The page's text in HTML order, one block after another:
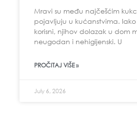
Mravi su među najčešćim
pojavljuju u kućanstvima. Iako
korisni, njihov dolazak u dom
neugodan i nehigijenski. U
PROČITAJ VIŠE »
July 6, 2026